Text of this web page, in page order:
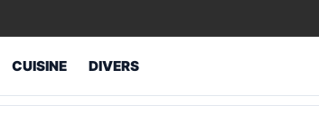
CUISINE DIVERS